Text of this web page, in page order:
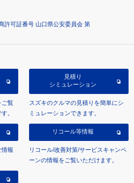
許可証番号 山口県公安委員会 第
ご覧
。
見積り
シミュレーション
スズキのクルマの見積りを簡単にシ
ミュレーションできます。
報
リコール等情報
リコール/改善対策/サービスキャンペ
ーンの情報をご覧いただけます。